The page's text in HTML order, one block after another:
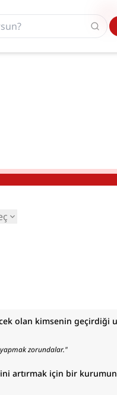
olan kimsenin geçirdiği
zorundalar."
artırmak için bir